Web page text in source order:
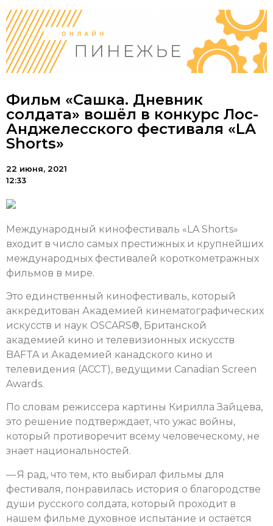
Фильм «Сашка. Дневник
солдата» вошёл в конкурс Лос-
Анджелесского фестиваля «LA
Shorts»
22 июня, 2021
12:33
Международный кинофестиваль «LA Shorts»
входит в число самых престижных и крупнейших
международных фестивалей короткометражных
фильмов в мире.
Это единственный кинофестиваль, который
аккредитован Академией кинематографических
искусств и наук OSCARS®, Британской
академией кино и телевизионных искусств
BAFTA и Академией канадского кино и
телевидения (ACCT), ведущими Canadian Screen
Awards.
По словам режиссера картины Кирилла Зайцева,
это решение подтверждает, что ужас войны,
который противоречит всему человеческому, не
знает национальностей.
— Я рад, что тем, кто выбирал фильмы для
фестиваля, понравилась история о благородстве
души русского солдата, который проходит в
нашем фильме духовное испытание и остаётся